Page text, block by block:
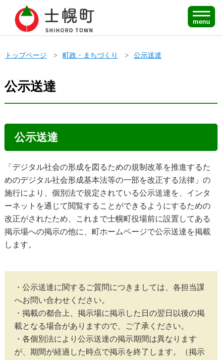
menu
トップページ 町政・まちづくり 公示送達
公示送達
公示送達
「デジタル社会の形成を図るための規制改革を推進するた
めのデジタル社会形成基本法等の一部を改正する法律」の
施行により、個別法で規定されている公示送達を、インタ
ーネットを通じて閲覧することができるようにするための
改正がされたため、これまで士幌町役場前に設置してある
掲示場への掲示の他に、町ホームページで公示送達を掲載
します。
・公示送達に関するご質問につきましては、各担当課
へお問い合わせください。
・掲載の都合上、掲示場に掲示した日の翌日以後の掲
載となる場合がありますので、ご了承ください。
・各個別法により公示送達の掲示期間は異なります
が、期間が経過した時点で掲示を終了します。（掲示